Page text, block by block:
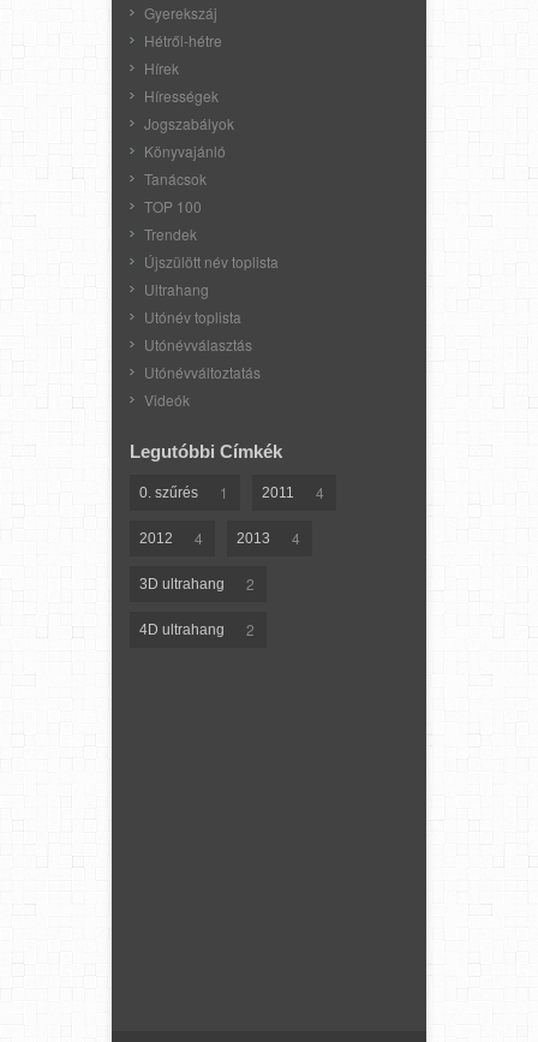
Gyerekszáj
Hétről-hétre
Hírek
Hírességek
Jogszabályok
Könyvajánló
Tanácsok
TOP 100
Trendek
Újszülött név toplista
Ultrahang
Utónév toplista
Utónévválasztás
Utónévváltoztatás
Videók
Legutóbbi Címkék
0. szűrés 1 2011 4
2012 4 2013 4
3D ultrahang 2
4D ultrahang 2